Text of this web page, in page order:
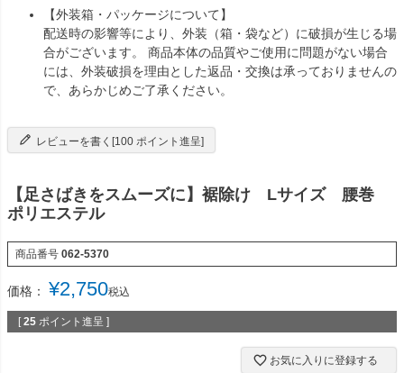
【外装箱・パッケージについて】
配送時の影響等により、外装（箱・袋など）に破損が生じる場
合がございます。 商品本体の品質やご使用に問題がない場合
には、外装破損を理由とした返品・交換は承っておりませんの
で、あらかじめご了承ください。
レビューを書く[100 ポイント進呈]
【足さばきをスムーズに】裾除け Lサイズ 腰巻
ポリエステル
商品番号 062-5370
価格： ¥2,750税込
[ 25 ポイント進呈 ]
お気に入りに登録する